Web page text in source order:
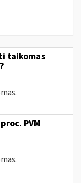
taikomas
PVM